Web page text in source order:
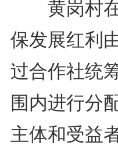
黄岗村在“
保发展红利
过合作社统
围内进行分
主体和受益者